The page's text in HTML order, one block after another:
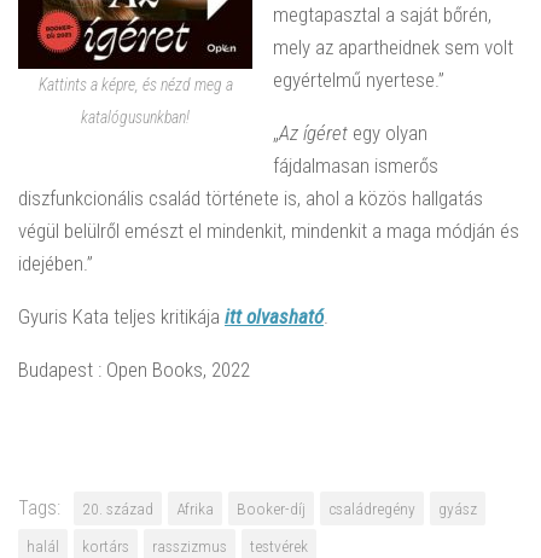
Kattints a képre, és nézd meg a
katalógusunkban!
megtapasztal a saját bőrén,
mely az apartheidnek sem volt
egyértelmű nyertese.”
„Az ígéretegy olyan
fájdalmasan ismerős
diszfunkcionális család története is, ahol a közös hallgatás
végül belülről emészt el mindenkit, mindenkit a maga módján és
idejében.”
Gyuris Kata teljes kritikája itt olvasható.
Budapest : Open Books, 2022
Tags: 20. század Afrika Booker-díj családregény
gyász
halál
kortárs rasszizmus testvérek